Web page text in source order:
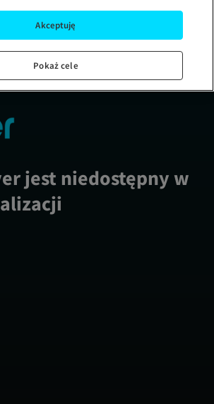
jest niedostępny w
Akceptuję
Pokaż cele